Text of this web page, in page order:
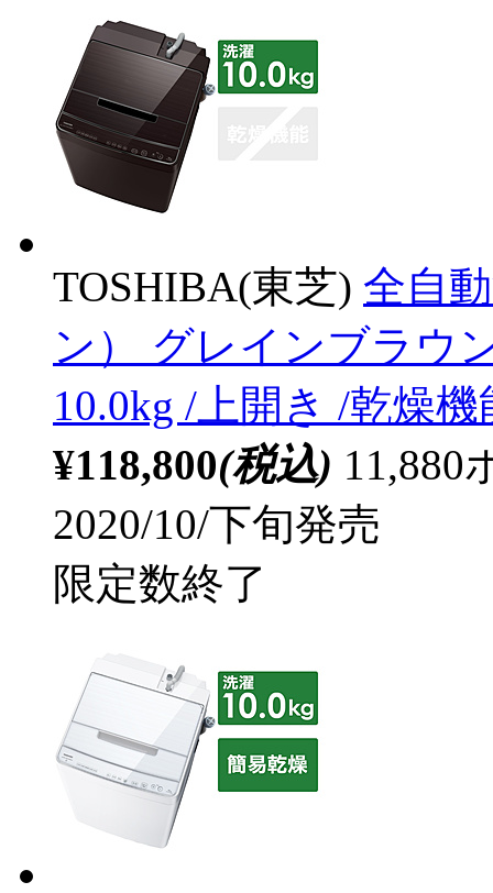
TOSHIBA(東芝) 全自
ン） グレインブラウ
10.0kg /上開き /乾燥機
¥118,800(税込) 11,880
2020/10/下旬発売
限定数終了